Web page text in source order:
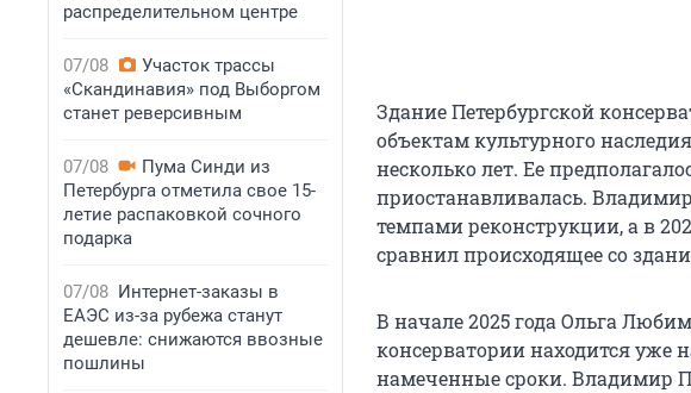
распределительном центре
07/08
Участок трассы
«Скандинавия» под Выборгом
станет реверсивным
07/08
Пума Синди из
Петербурга отметила свое 15-
летие распаковкой сочного
подарка
07/08 Интернет-заказы в
ЕАЭС из-за рубежа станут
дешевле: снижаются ввозные
пошлины
Здание Петербургской
объектам культурного
несколько лет. Ее
приостанавливалась.
темпами реконструкции, а в
сравнил происходящее со
В начале 2025 года Ольга
консерватории находится уже
намеченные сроки. Владимир